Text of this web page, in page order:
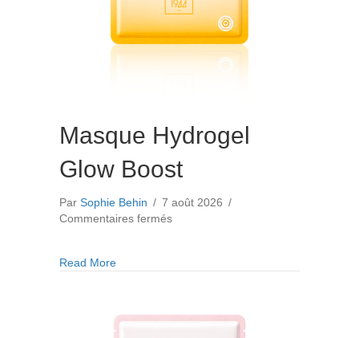
Masque Hydrogel
Glow Boost
Par Sophie Behin / 7 août 2026 /
Commentaires ferméssur
Read Moreabout Masque Hydrogel Glow Boost